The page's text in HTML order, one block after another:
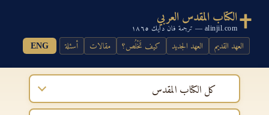
الكتاب المقدس العربي
alinjil.com — ترجمة فان دايك ١٨٦٥
العهد القديم العهد الجديد كيف تَخْلُص؟ مقالات أسئلة ENG
كل الكتاب المقدس